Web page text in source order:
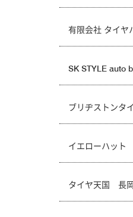
有限会社 タイヤ
SK STYLE auto
ブリヂストンタ
イエローハット
タイヤ天国 長